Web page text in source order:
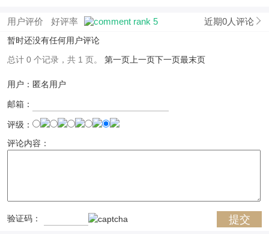
用户评价 好评率 近期0人评论
暂时还没有任何用户评论
总计 0 个记录，共 1 页。 第一页 上一页下一页最末页
用户：匿名用户
邮箱：
评级：
评论内容：
验证码：